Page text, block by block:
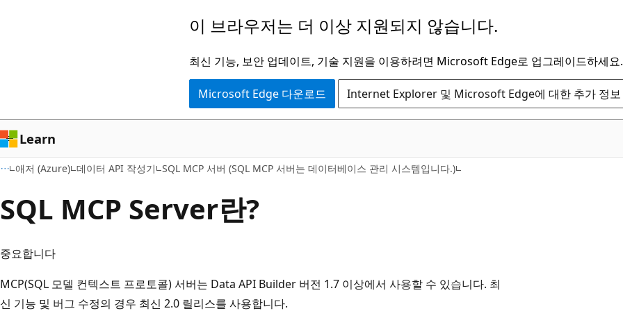
로
건
너
뛰
이 브라우저는 더 이상 지원되지 않습니다.
최신 기능, 보안 업데이트, 기술 지원을 이용하려면 Microsoft Edge로 업그레이드하세요.
Microsoft Edge 다운로드 Internet Explorer 및 Microsoft Edge에 대한 추가 정보
Learn
애저 (Azure) 데이터 API 작성기 SQL MCP 서버 (SQL MCP 서버는 데이터베이스 관리 시스템입니다.)
SQL MCP Server란?
중요합니다
MCP(SQL 모델 컨텍스트 프로토콜) 서버는 Data API Builder 버전 1.7 이상에서 사용할 수 있습니다. 최
신 기능 및 버그 수정의 경우 최신 2.0 릴리스를 사용합니다.